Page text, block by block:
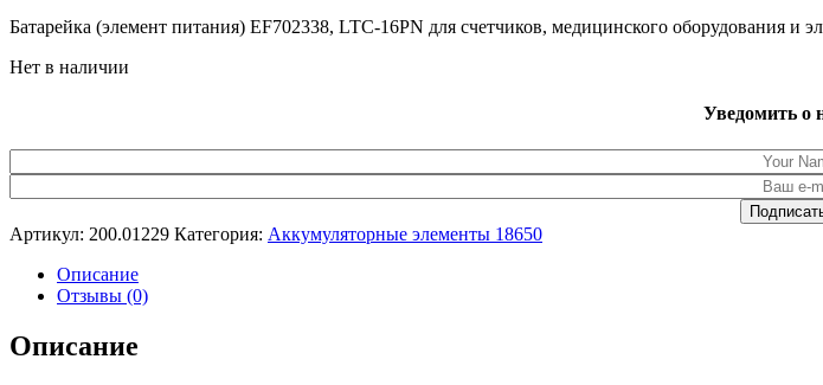
составляла3,179.00₽.
Батарейка (элемент питания) EF702338, LTC-16PN для счетчиков, медицинского оборудования
Нет в наличии
Уведомить о
Артикул: 200.01229 Категория: Аккумуляторные элементы 18650
Описание
Отзывы (0)
Описание